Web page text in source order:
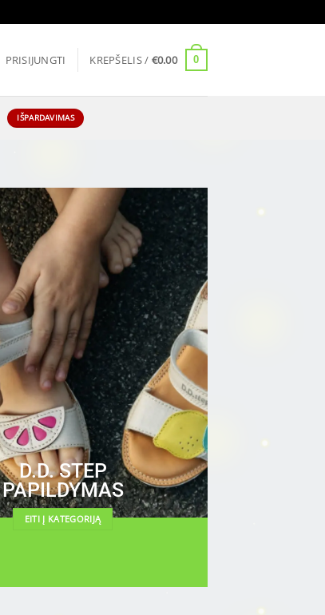
PRISIJUNGTI KREPŠELIS / €0.00 0
IŠPARDAVIMAS
D.D. STEP
PAPILDYMAS
EITI Į KATEGORIJĄ